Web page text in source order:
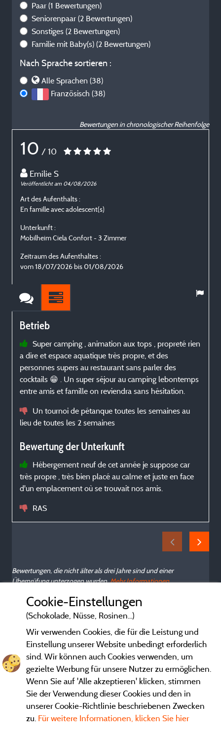
Paar (1 Bewertungen)
Seniorenpaar (2 Bewertungen)
Sonstiges (2 Bewertungen)
Familie mit Baby(s) (2 Bewertungen)
Nach Sprache sortieren :
Alle Sprachen (38)
Französisch (38)
Bewertungen in chronologischer Reihenfolge
10 / 10
Emilie S
Veröffentlicht am 04/08/2026
Art des Aufenthalts :
En famille avec adolescent(s)
Unterkunft :
Mobilheim Ciela Confort - 3 Zimmer
Zeitraum des Aufenthaltes :
vom 18/07/2026 bis 01/08/2026
Betrieb
Super camping , animation aux tops , propreté rien
a dire et espace aquatique très propre, et des
personnes supers au restaurant sans parler des
cocktails 😁 . Un super séjour au camping lebontemps
entre amis et famille on reviendra sans hésitation.
Un tournoi de pétanque toutes les semaines au
lieu de toutes les 2 semaines
Bewertung der Unterkunft
Hébergement neuf de cet année je suppose car
très propre , très bien placé au calme et juste en face
d'un emplacement où se trouvait nos amis.
RAS
Bewertungen, die nicht älter als drei Jahre sind und einer
Überprüfung unterzogen wurden.Mehr Informationen
Gesetzliche Bedingungen
Cookie-Einstellungen
(Schokolade, Nüsse, Rosinen...)
Wir verwenden Cookies, die für die Leistung und
Einstellung unserer Website unbedingt erforderlich
sind. Wir können auch Cookies verwenden, um
gezielte Werbung für unsere Nutzer zu ermöglichen.
Wenn Sie auf 'Alle akzeptieren' klicken, stimmen
Sie der Verwendung dieser Cookies und den in
unserer Cookie-Richtlinie beschriebenen Zwecken
zu. Für weitere Informationen, klicken Sie hier